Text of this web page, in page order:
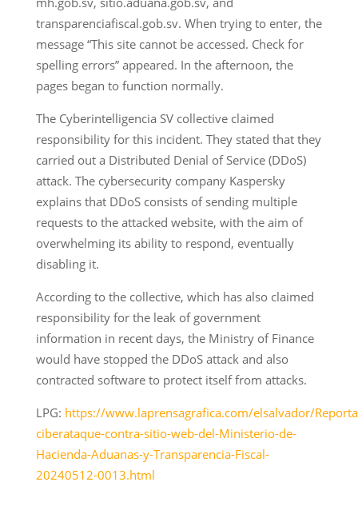
transparenciafiscal.gob.sv. When trying to enter, the
message “This site cannot be accessed. Check for
spelling errors” appeared. In the afternoon, the
pages began to function normally.
The Cyberintelligencia SV collective claimed
responsibility for this incident. They stated that they
carried out a Distributed Denial of Service (DDoS)
attack. The cybersecurity company Kaspersky
explains that DDoS consists of sending multiple
requests to the attacked website, with the aim of
overwhelming its ability to respond, eventually
disabling it.
According to the collective, which has also claimed
responsibility for the leak of government
information in recent days, the Ministry of Finance
would have stopped the DDoS attack and also
contracted software to protect itself from attacks.
LPG: https://www.laprensagrafica.com/elsalvador/
ciberataque-contra-sitio-web-del-Ministerio-de-
Hacienda-Aduanas-y-Transparencia-Fiscal-
20240512-0013.html